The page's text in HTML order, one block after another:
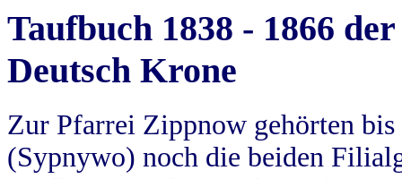
Taufbuch 1838 - 1866
Deutsch Krone
Zur Pfarrei Zippnow gehörten
(Sypnywo) noch die beiden